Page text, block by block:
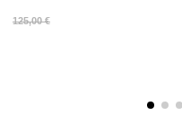
125,00 €
Prix
Prix